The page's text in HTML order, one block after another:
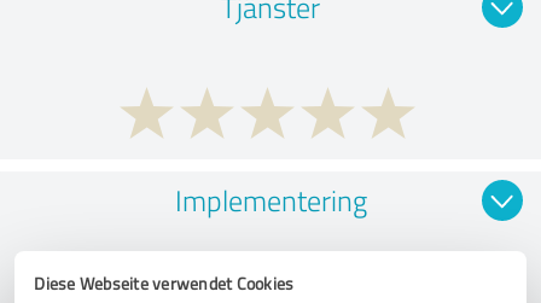
Diese Webseite verwendet Cookies
Implementering